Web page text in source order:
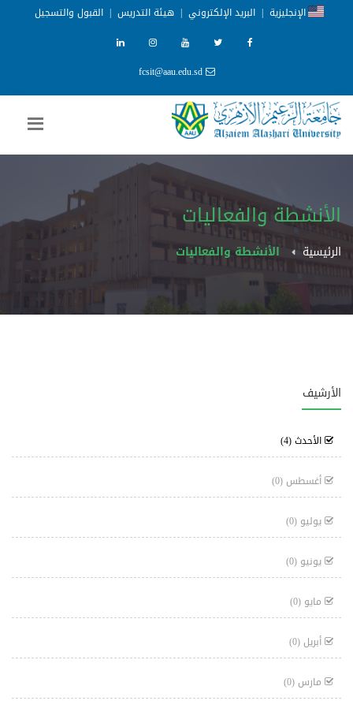
الإنجليزية | البريد الإلكتروني | هيئة التدريس | القبول والتسجيل
fcsit@aau.edu.sd
الأنشطة والفعاليات
الرئيسية الأنشطة والفعاليات
الأرشيف
الأحدث(4)
أغسطس (0)
يوليو (0)
يونيو (0)
مايو (0)
أبريل (0)
مارس (0)